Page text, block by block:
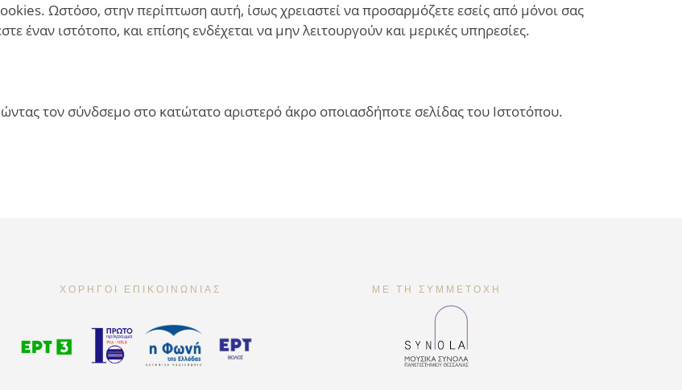
Ωστόσο, στην περίπτωση αυτή, ίσως χρειαστεί να προσαρμόζετε εσείς από μόνοι σας
έναν ιστότοπο, και επίσης ενδέχεται να μην λειτουργούν και μερικές υπηρεσίες.
τον σύνδσεμο στο κατώτατο αριστερό άκρο οποιασδήποτε σελίδας του Ιστοτόπου.
ΧΟΡΗΓΟΊ ΕΠΙΚΟΙΝΩΝΊΑΣ ΜΕ ΤΗ ΣΥΜΜΕΤΟΧΉ